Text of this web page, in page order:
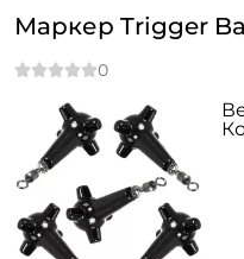
Маркер Trigger